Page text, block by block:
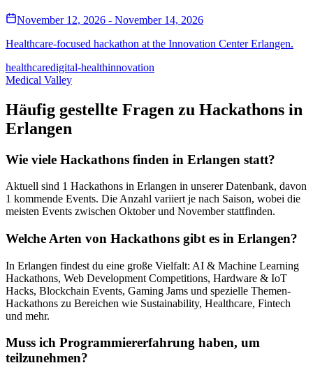
November 12, 2026 - November 14, 2026
Healthcare-focused hackathon at the Innovation Center Erlangen.
healthcaredigital-healthinnovation
Medical Valley
Häufig gestellte Fragen zu Hackathons in
Erlangen
Wie viele Hackathons finden in Erlangen statt?
Aktuell sind 1 Hackathons in Erlangen in unserer Datenbank, davon
1 kommende Events. Die Anzahl variiert je nach Saison, wobei die
meisten Events zwischen Oktober und November stattfinden.
Welche Arten von Hackathons gibt es in Erlangen?
In Erlangen findest du eine große Vielfalt: AI & Machine Learning
Hackathons, Web Development Competitions, Hardware & IoT
Hacks, Blockchain Events, Gaming Jams und spezielle Themen-
Hackathons zu Bereichen wie Sustainability, Healthcare, Fintech
und mehr.
Muss ich Programmiererfahrung haben, um
teilzunehmen?